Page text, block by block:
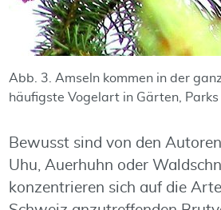
Abb. 3. Amseln kommen in der
häufigste Vogelart in Gärten,
Bewusst sind von den
Uhu, Auerhuhn oder
konzentrieren sich auf die